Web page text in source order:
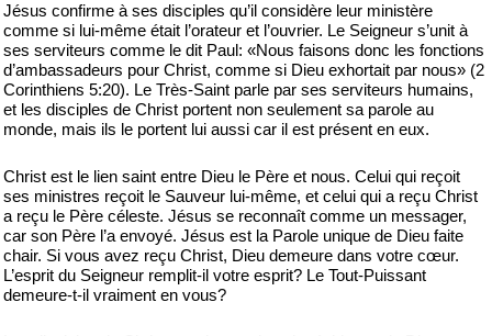
Jésus confirme à ses disciples qu’il considère leur ministère
comme si lui-même était l’orateur et l’ouvrier. Le Seigneur s’unit à
ses serviteurs comme le dit Paul: «Nous faisons donc les fonctions
d’ambassadeurs pour Christ, comme si Dieu exhortait par nous» (2
Corinthiens 5:20). Le Très-Saint parle par ses serviteurs humains,
et les disciples de Christ portent non seulement sa parole au
monde, mais ils le portent lui aussi car il est présent en eux.
Christ est le lien saint entre Dieu le Père et nous. Celui qui reçoit
ses ministres reçoit le Sauveur lui-même, et celui qui a reçu Christ
a reçu le Père céleste. Jésus se reconnaît comme un messager,
car son Père l’a envoyé. Jésus est la Parole unique de Dieu faite
chair. Si vous avez reçu Christ, Dieu demeure dans votre cœur.
L’esprit du Seigneur remplit-il votre esprit? Le Tout-Puissant
demeure-t-il vraiment en vous?